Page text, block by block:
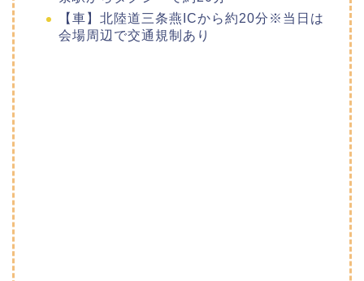
【車】北陸道三条燕ICから約20分※当日は
会場周辺で交通規制あり